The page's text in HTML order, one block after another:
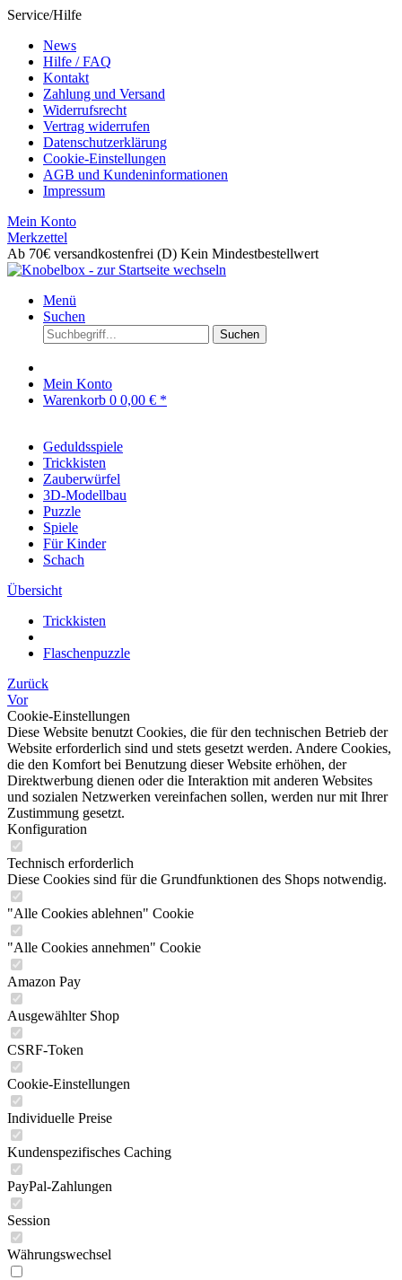
Service/Hilfe
News
Hilfe / FAQ
Kontakt
Zahlung und Versand
Widerrufsrecht
Vertrag widerrufen
Datenschutzerklärung
Cookie-Einstellungen
AGB und Kundeninformationen
Impressum
Mein Konto
Merkzettel
Ab 70€ versandkostenfrei (D) Kein Mindestbestellwert
Menü
Suchen
Suchen
Mein Konto
Warenkorb 0 0,00 € *
Geduldsspiele
Trickkisten
Zauberwürfel
3D-Modellbau
Puzzle
Spiele
Für Kinder
Schach
Übersicht
Trickkisten
Flaschenpuzzle
Zurück
Vor
Cookie-Einstellungen
Diese Website benutzt Cookies, die für den technischen Betrieb der
Website erforderlich sind und stets gesetzt werden. Andere Cookies,
die den Komfort bei Benutzung dieser Website erhöhen, der
Direktwerbung dienen oder die Interaktion mit anderen Websites
und sozialen Netzwerken vereinfachen sollen, werden nur mit Ihrer
Zustimmung gesetzt.
Konfiguration
Technisch erforderlich
Diese Cookies sind für die Grundfunktionen des Shops notwendig.
"Alle Cookies ablehnen" Cookie
"Alle Cookies annehmen" Cookie
Amazon Pay
Ausgewählter Shop
CSRF-Token
Cookie-Einstellungen
Individuelle Preise
Kundenspezifisches Caching
PayPal-Zahlungen
Session
Währungswechsel